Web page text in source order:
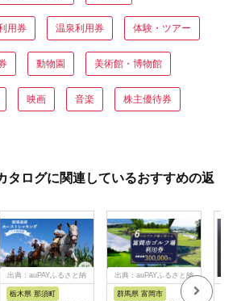
用券 温泉利用券 体験・ツアー
動物園 美術館・博物館
映画 音楽 株主優待券
タログに関連しているおすすめの返
出典：auPAYふるさと納
栃木県 那須町
出典：auPAYふるさと納
群馬県 富岡市